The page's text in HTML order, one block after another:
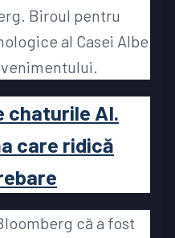
Biroul pentru
al Casei Albe
chaturile AI.
care ridică
că a fost